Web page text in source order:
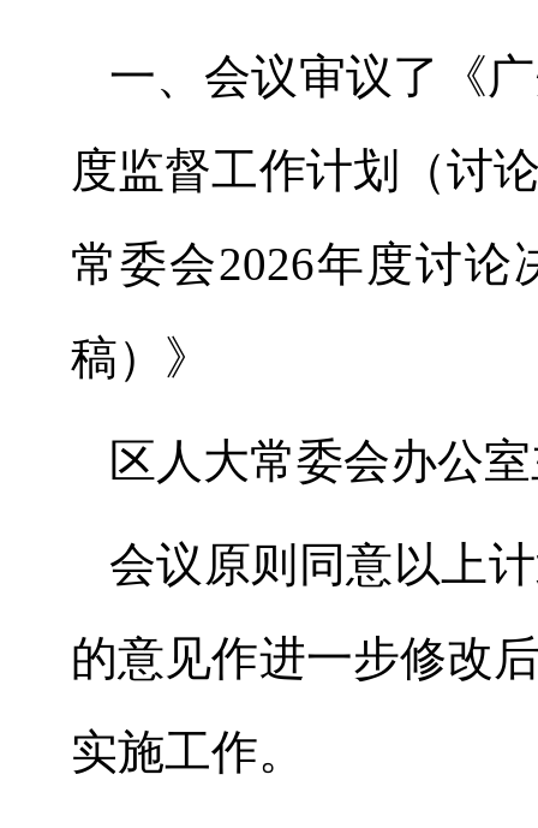
一、 会议审议了《
度监督工作计划（讨
常委会2026年度讨论
稿）》
区人大常委会办公
会议原则同意以上
的意见作进一步修改
实施工作。